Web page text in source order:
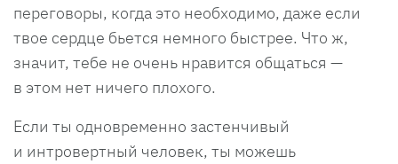
переговоры, когда это необходимо, даже если
твое сердце бьется немного быстрее. Что ж,
значит, тебе не очень нравится общаться —
в этом нет ничего плохого.
Если ты одновременно застенчивый
и интровертный человек, ты можешь